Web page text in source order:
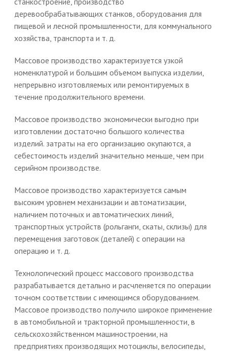
деревообрабатывающих станков, оборудования для
пищевой и лесной промышленности, для коммунального
хозяйства, транспорта и т. д.
Массовое производство характеризуется узкой
номенклатурой и большим объемом выпуска изделии,
непрерывно изготовляемых или ремонтируемых в
течение продолжительного времени.
Массовое производство экономически выгодно при
изготовлении достаточно большого количества
изделий. затраты на его организацию окупаются, а
себестоимость изделий значительно меньше, чем при
серийном производстве.
Массовое производство характеризуется самым
высоким уровнем механизации и автоматизации,
наличием поточных и автоматических линий,
транспортных устройств (рольганги, скаты, склизы) для
перемещения заготовок (деталей) с операции на
операцию и т. д.
Технологический процесс массового производства
разрабатывается детально и расчленяется по операции
точном соответствии с имеющимся оборудованием.
Массовое производство получило широкое применение
в автомобильной и тракторной промышленности, в
сельскохозяйственном машиностроении, на
предприятиях производящих мотоциклы, велосипеды,